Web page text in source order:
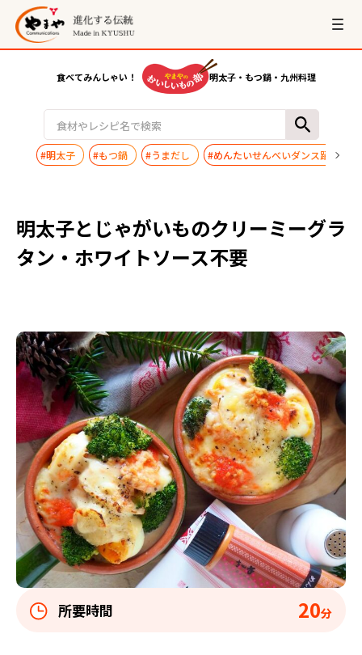
食べてみんしゃい！ 明太子・もつ鍋・九州料理
#明太子 #もつ鍋 #うまだし #めんたいせんべいダンス踊ってみ
明太子とじゃがいものクリーミーグラ
タン・ホワイトソース不要
所要時間 20分